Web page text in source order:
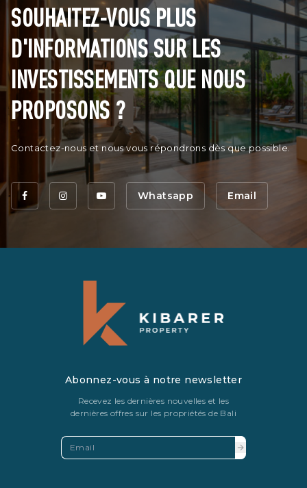
SOUHAITEZ-VOUS PLUS
D'INFORMATIONS SUR LES
INVESTISSEMENTS QUE NOUS
PROPOSONS ?
Contactez-nous et nous vous répondrons dès que possible.
Whatsapp Email
Abonnez-vous à notre newsletter
Recevez les dernières nouvelles et les
dernières offres sur les propriétés de Bali